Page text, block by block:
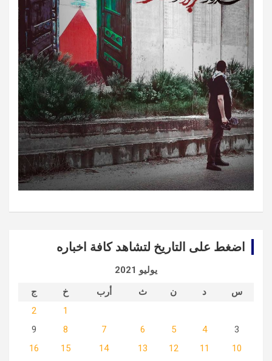
اضغط على التاريخ لتشاهد كافة اخباره
يوليو 2021
س
د ن ث أرب خ
ج
1
2
3
4
5
6
7
8
9
10
11
12
13
14
15
16